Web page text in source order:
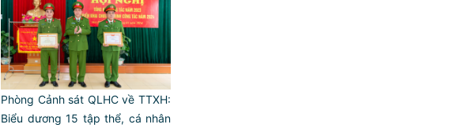
Phòng Cảnh sát QLHC về TTXH:
Biểu dương 15 tập thể, cá nhân